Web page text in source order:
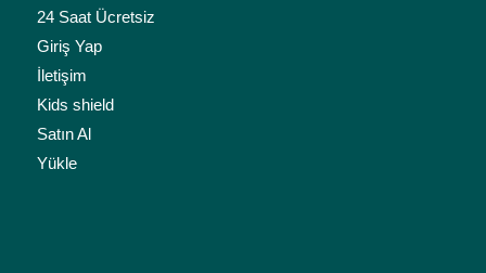
24 Saat Ücretsiz
Giriş Yap
İletişim
Kids shield
Satın Al
Yükle